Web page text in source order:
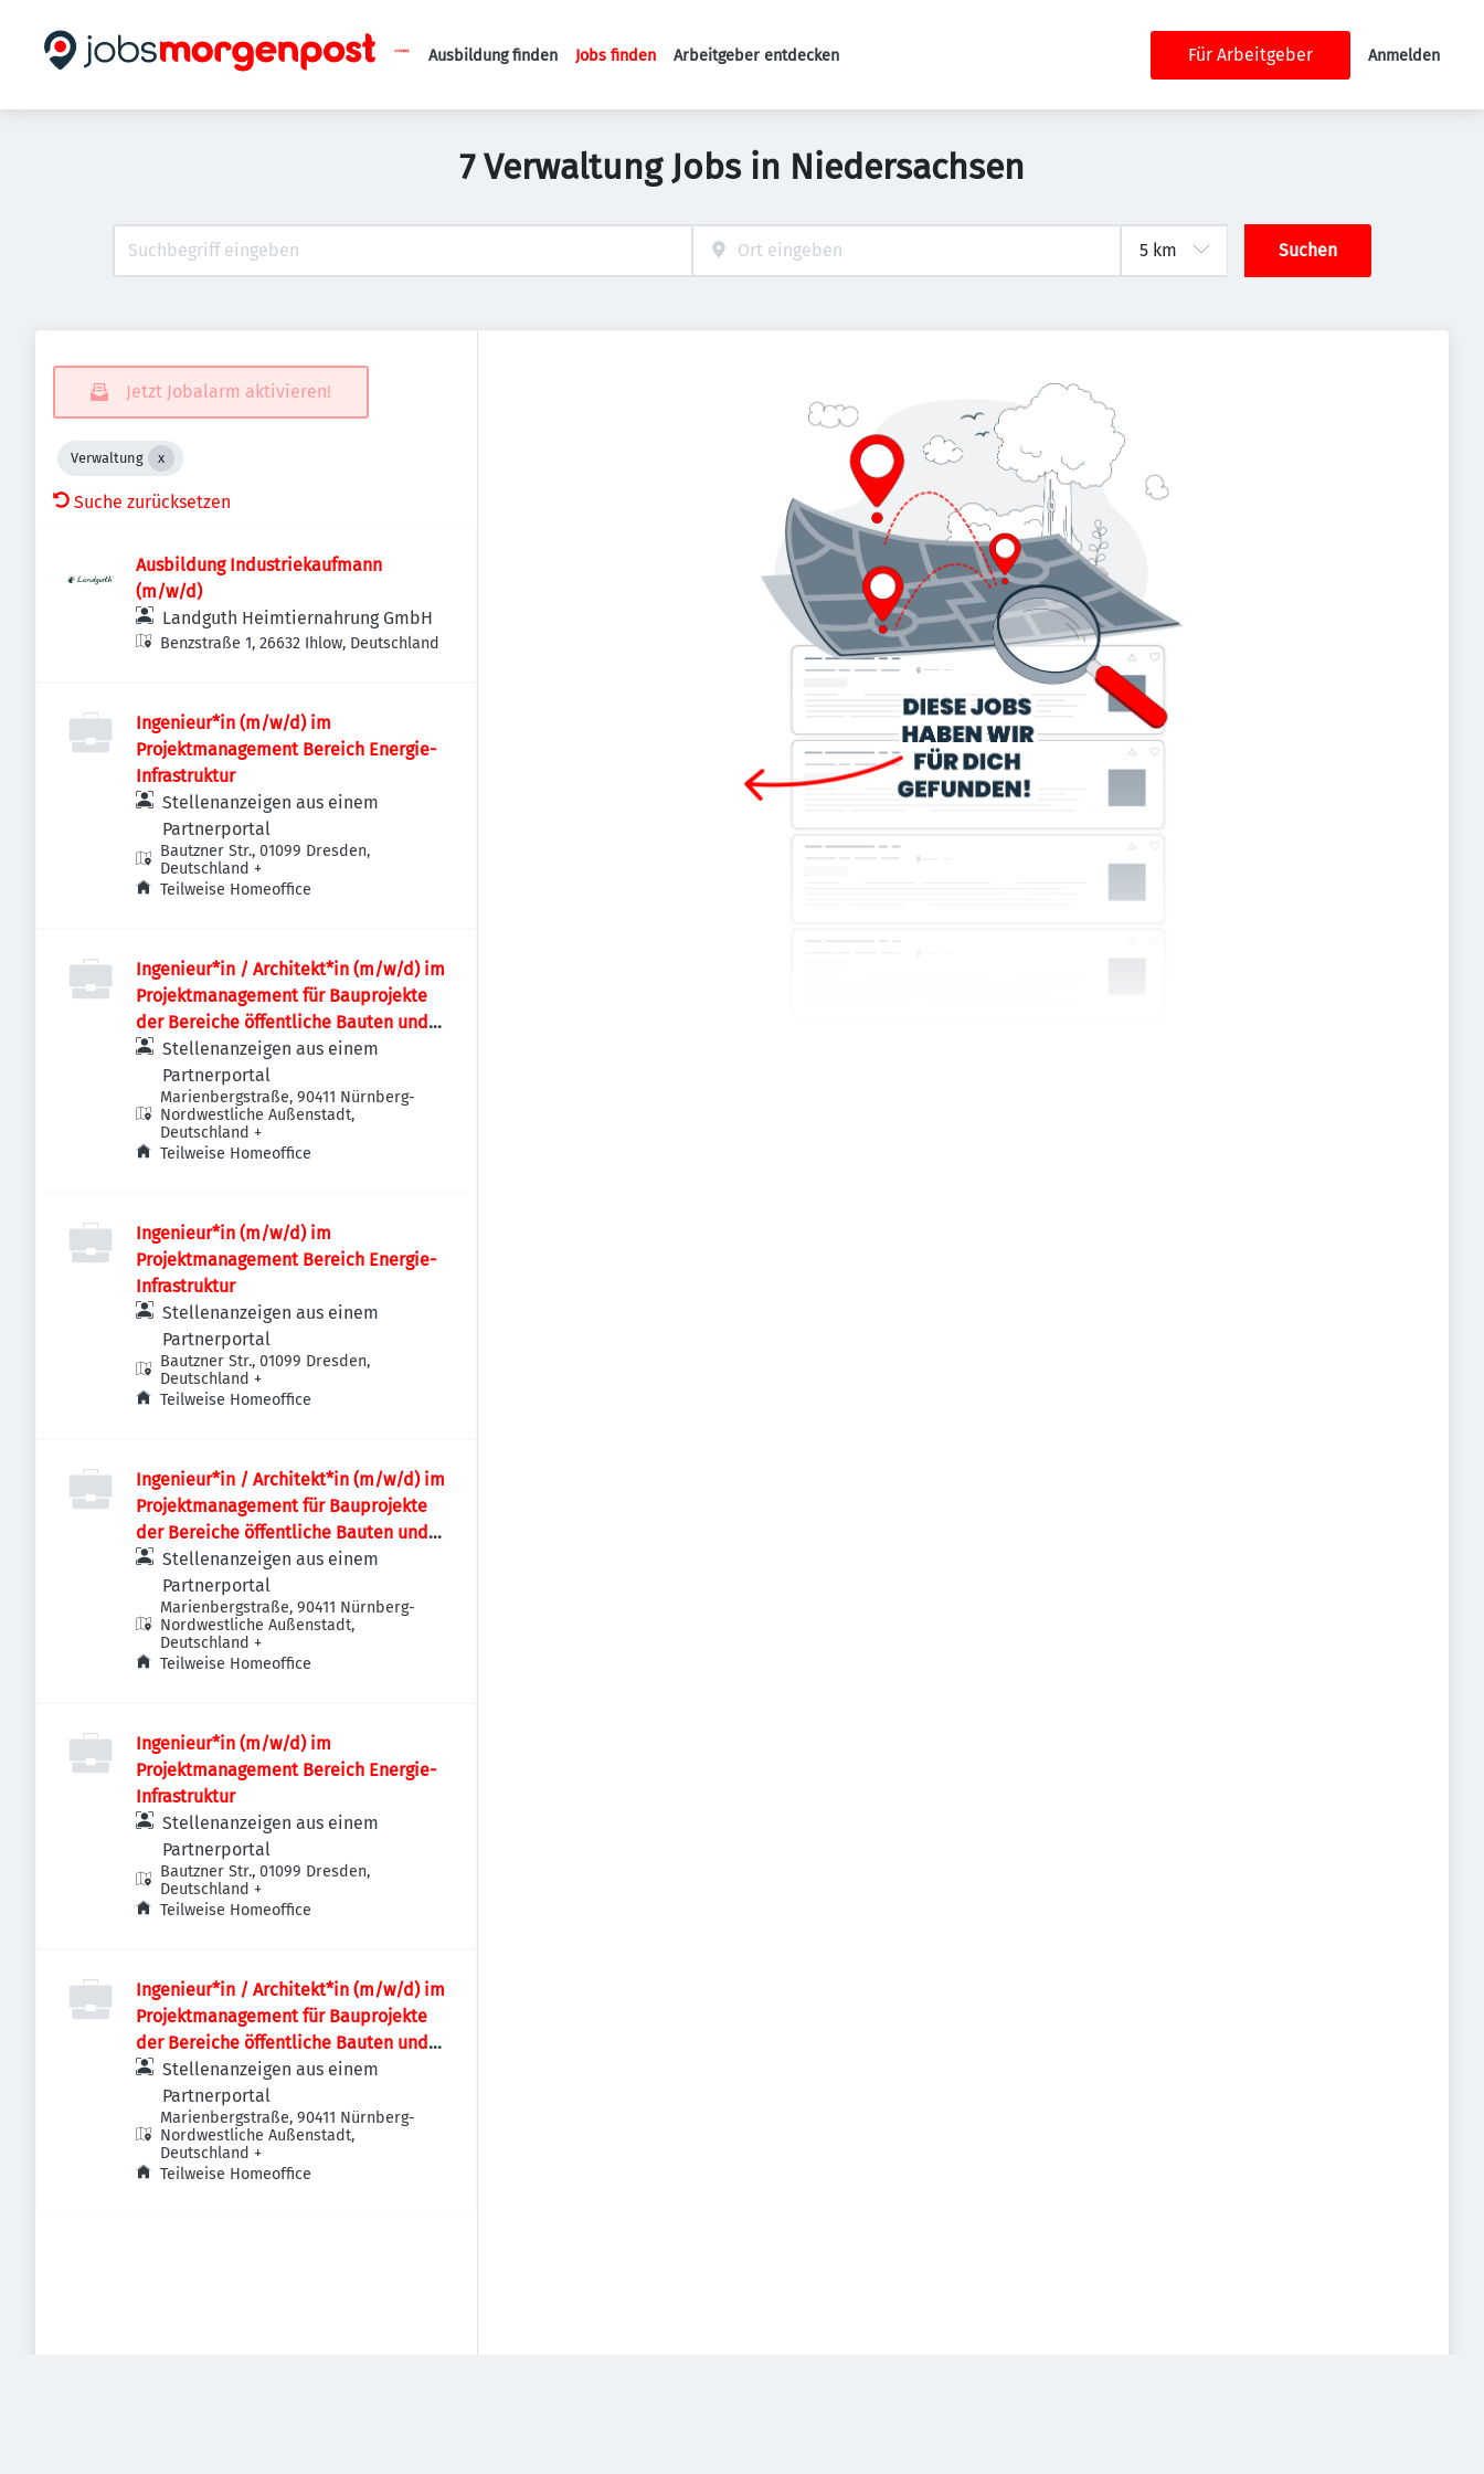
Haupt-Navigation
Ausbildung finden Jobs finden Arbeitgeber entdecken Für Arbeitgeber Anmelden
7 Verwaltung Jobs in Niedersachsen
Suchen
Jetzt Jobalarm aktivieren!
Verwaltung
Suche zurücksetzen
Ausbildung Industriekaufmann
(m/w/d)
Landguth Heimtiernahrung GmbH
Benzstraße 1, 26632 Ihlow, Deutschland
Ingenieur*in (m/w/d) im
Projektmanagement Bereich Energie-
Infrastruktur
Stellenanzeigen aus einem
Partnerportal
Bautzner Str., 01099 Dresden,
Deutschland +
Teilweise Homeoffice
Ingenieur*in / Architekt*in (m/w/d) im
Projektmanagement für Bauprojekte
der Bereiche öffentliche Bauten und
Industriebauten / Infrastruktur
Stellenanzeigen aus einem
Partnerportal
Marienbergstraße, 90411 Nürnberg-
Nordwestliche Außenstadt,
Deutschland +
Teilweise Homeoffice
Ingenieur*in (m/w/d) im
Projektmanagement Bereich Energie-
Infrastruktur
Stellenanzeigen aus einem
Partnerportal
Bautzner Str., 01099 Dresden,
Deutschland +
Teilweise Homeoffice
Ingenieur*in / Architekt*in (m/w/d) im
Projektmanagement für Bauprojekte
der Bereiche öffentliche Bauten und
Industriebauten / Infrastruktur
Stellenanzeigen aus einem
Partnerportal
Marienbergstraße, 90411 Nürnberg-
Nordwestliche Außenstadt,
Deutschland +
Teilweise Homeoffice
Ingenieur*in (m/w/d) im
Projektmanagement Bereich Energie-
Infrastruktur
Stellenanzeigen aus einem
Partnerportal
Bautzner Str., 01099 Dresden,
Deutschland +
Teilweise Homeoffice
Ingenieur*in / Architekt*in (m/w/d) im
Projektmanagement für Bauprojekte
der Bereiche öffentliche Bauten und
Industriebauten / Infrastruktur
Stellenanzeigen aus einem
Partnerportal
Marienbergstraße, 90411 Nürnberg-
Nordwestliche Außenstadt,
Deutschland +
Teilweise Homeoffice